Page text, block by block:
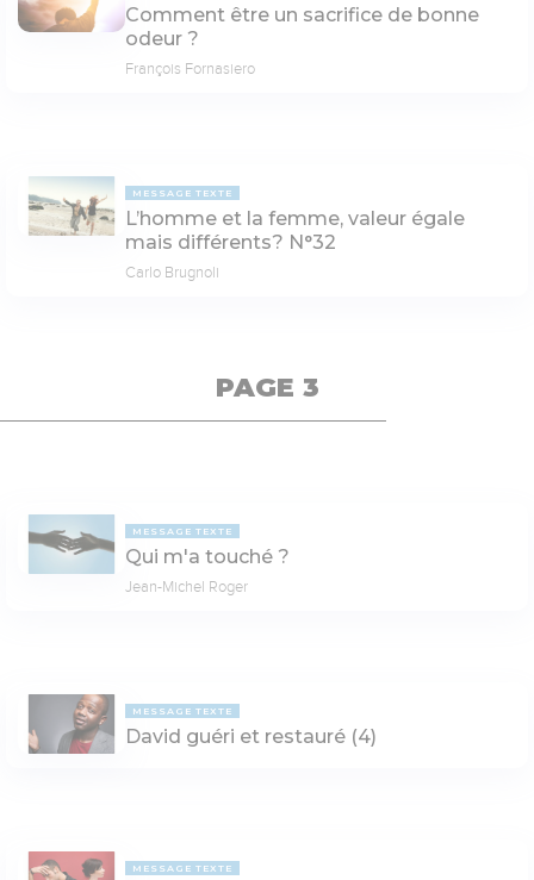
Comment être un sacrifice de bonne
odeur ?
François Fornasiero
MESSAGE TEXTE
L’homme et la femme, valeur égale
mais différents? N°32
Carlo Brugnoli
PAGE 3
MESSAGE TEXTE
Qui m'a touché ?
Jean-Michel Roger
MESSAGE TEXTE
David guéri et restauré (4)
MESSAGE TEXTE